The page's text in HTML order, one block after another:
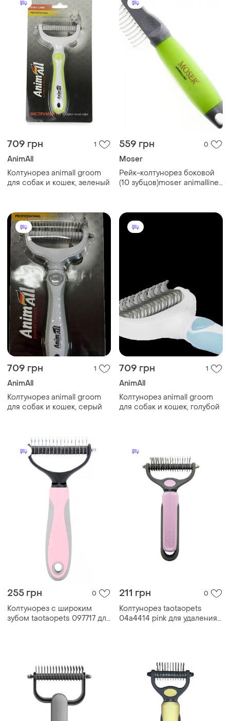
709 грн 1
AnimAll
Колтунорез animall groom
для собак и кошек, зеленый
559 грн 0
Moser
Рейк-колтунорез боковой
(10 зубцов)moser animalline
709 грн 1
AnimAll
Колтунорез animall groom
для собак и кошек, серый
709 грн 1
AnimAll
Колтунорез animall groom
для собак и кошек, голубой
255 грн 0
Колтунорез с широким
зубом taotaopets 097717 для
211 грн 0
Колтунорез taotaopets
04a4414 pink для удаления